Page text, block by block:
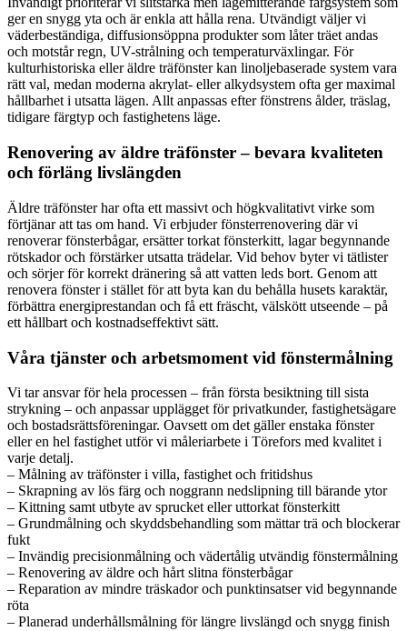
ger en snygg yta och är enkla att hålla rena. Utvändigt väljer vi
väderbeständiga, diffusionsöppna produkter som låter träet andas
och motstår regn, UV-strålning och temperaturväxlingar. För
kulturhistoriska eller äldre träfönster kan linoljebaserade system vara
rätt val, medan moderna akrylat- eller alkydsystem ofta ger maximal
hållbarhet i utsatta lägen. Allt anpassas efter fönstrens ålder, träslag,
tidigare färgtyp och fastighetens läge.
Renovering av äldre träfönster – bevara kvaliteten
och förläng livslängden
Äldre träfönster har ofta ett massivt och högkvalitativt virke som
förtjänar att tas om hand. Vi erbjuder fönsterrenovering där vi
renoverar fönsterbågar, ersätter torkat fönsterkitt, lagar begynnande
rötskador och förstärker utsatta trädelar. Vid behov byter vi tätlister
och sörjer för korrekt dränering så att vatten leds bort. Genom att
renovera fönster i stället för att byta kan du behålla husets karaktär,
förbättra energiprestandan och få ett fräscht, välskött utseende – på
ett hållbart och kostnadseffektivt sätt.
Våra tjänster och arbetsmoment vid fönstermålning
Vi tar ansvar för hela processen – från första besiktning till sista
strykning – och anpassar upplägget för privatkunder, fastighetsägare
och bostadsrättsföreningar. Oavsett om det gäller enstaka fönster
eller en hel fastighet utför vi måleriarbete i Törefors med kvalitet i
varje detalj.
– Målning av träfönster i villa, fastighet och fritidshus
– Skrapning av lös färg och noggrann nedslipning till bärande ytor
– Kittning samt utbyte av sprucket eller uttorkat fönsterkitt
– Grundmålning och skyddsbehandling som mättar trä och blockerar
fukt
– Invändig precisionmålning och vädertålig utvändig fönstermålning
– Renovering av äldre och hårt slitna fönsterbågar
– Reparation av mindre träskador och punktinsatser vid begynnande
röta
– Planerad underhållsmålning för längre livslängd och snygg finish